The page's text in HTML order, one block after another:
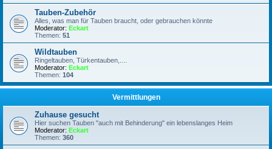
Tauben-Zubehör
Alles, was man für Tauben braucht, oder gebrauchen könnte
Moderator: Eckart
Themen: 51
Wildtauben
Ringeltauben, Türkentauben,....
Moderator: Eckart
Themen: 104
Vermittlungen
Zuhause gesucht
Hier suchen Tauben "auch mit Behinderung" ein lebenslanges Heim
Moderator: Eckart
Themen: 360